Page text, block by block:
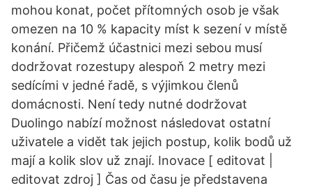
mohou konat, počet přítomných osob je však
omezen na 10 % kapacity míst k sezení v místě
konání. Přičemž účastnici mezi sebou musí
dodržovat rozestupy alespoň 2 metry mezi
sedícími v jedné řadě, s výjimkou členů
domácnosti. Není tedy nutné dodržovat
Duolingo nabízí možnost následovat ostatní
uživatele a vidět tak jejich postup, kolik bodů už
mají a kolik slov už znají. Inovace [ editovat |
editovat zdroj ] Čas od času je představena